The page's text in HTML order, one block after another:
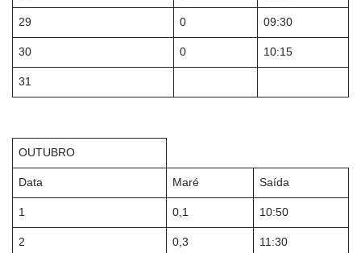
29 0 09:30
30 0 10:15
31
OUTUBRO
Data Maré Saída
1 0,1 10:50
2 0,3 11:30